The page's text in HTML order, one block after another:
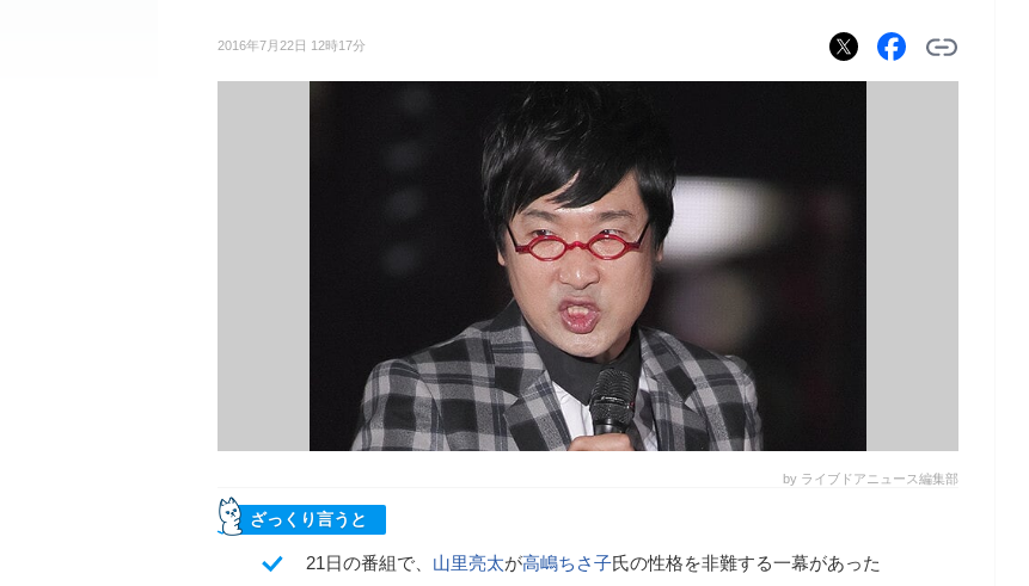
2016年7月22日 12時17分
by ライブドアニュース編集部
ざっくり言うと
21日の番組で、 山里亮太が高嶋ちさ子氏の性格を非難する一幕があった